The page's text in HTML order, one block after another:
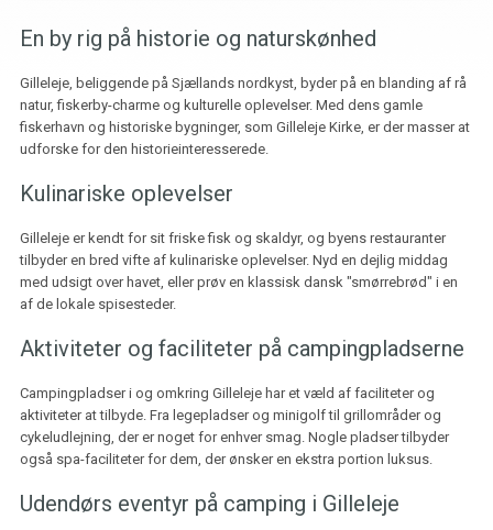
En by rig på historie og naturskønhed
Gilleleje, beliggende på Sjællands nordkyst, byder på en blanding af rå
natur, fiskerby-charme og kulturelle oplevelser. Med dens gamle
fiskerhavn og historiske bygninger, som Gilleleje Kirke, er der masser at
udforske for den historieinteresserede.
Kulinariske oplevelser
Gilleleje er kendt for sit friske fisk og skaldyr, og byens restauranter
tilbyder en bred vifte af kulinariske oplevelser. Nyd en dejlig middag
med udsigt over havet, eller prøv en klassisk dansk "smørrebrød" i en
af de lokale spisesteder.
Aktiviteter og faciliteter på campingpladserne
Campingpladser i og omkring Gilleleje har et væld af faciliteter og
aktiviteter at tilbyde. Fra legepladser og minigolf til grillområder og
cykeludlejning, der er noget for enhver smag. Nogle pladser tilbyder
også spa-faciliteter for dem, der ønsker en ekstra portion luksus.
Udendørs eventyr på camping i Gilleleje